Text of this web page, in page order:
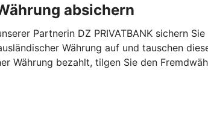
absichern
Partnerin DZ PRIVATBANK sichern
Währung auf und tauschen
Währung bezahlt, tilgen Sie den